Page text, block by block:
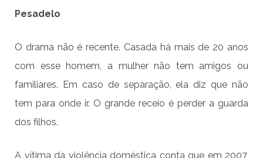
Pesadelo
O drama não é recente. Casada há mais de 20 anos
com esse homem, a mulher não tem amigos ou
familiares. Em caso de separação, ela diz que não
tem para onde ir. O grande receio é perder a guarda
dos filhos.
A vítima da violência doméstica conta que em 2007,